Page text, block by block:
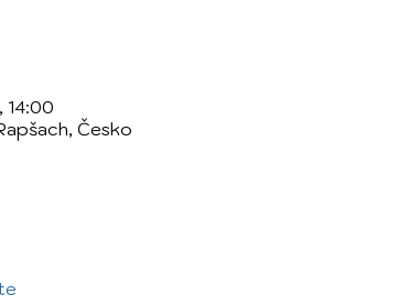
14:00
Česko